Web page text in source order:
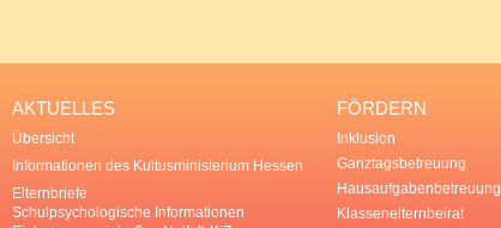
AKTUELLES
Übersicht
Informationen des Kultusministerium Hessen
Elternbriefe
Schulpsychologische Informationen
FÖRDERN
Inklusion
Ganztagsbetreuung
Hausaufgabenbetreuung
Klassenelternbeirat